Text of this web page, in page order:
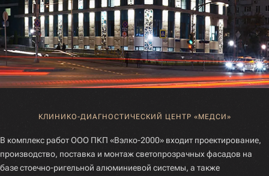
КЛИНИКО-ДИАГНОСТИЧЕСКИЙ ЦЕНТР «МЕДСИ»
В комплекс работ ООО ПКП «Вэлко-2000» входит проектирование,
производство, поставка и монтаж светопрозрачных фасадов на
базе стоечно-ригельной алюминиевой системы, а также